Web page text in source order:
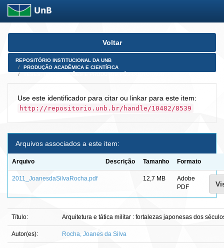
Skip
Voltar
REPOSITÓRIO INSTITUCIONAL DA UNB
PRODUÇÃO ACADÊMICA E CIENTÍFICA
Use este identificador para citar ou linkar para este item:
http://repositorio.unb.br/handle/10482/8539
Arquivos associados a este item:
Arquivo Descrição Tamanho Formato
2011_JoanesdaSilvaRocha.pdf 12,7 MB
Adobe
PDF
Título: Arquitetura e tática militar : fortalezas japonesas dos
Autor(es): Rocha, Joanes da Silva